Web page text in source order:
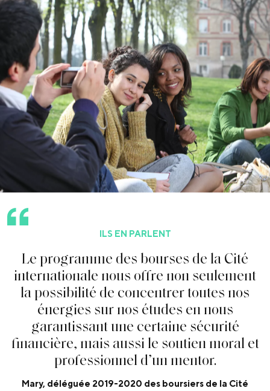
ILS EN PARLENT
Le programme des bourses de laCité
internationale nous offre non seulement
lapossibilité de concentrertoutes nos
énergies sur nos études en nous
garantissant une certaine sécurité
fnancière, mais aussi le soutien moral et
professionnel d’un mentor.
Mary, déléguée 2019-2020 des boursiers de la Cité